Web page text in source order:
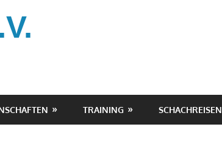
TRAINING SCHACHREISEN